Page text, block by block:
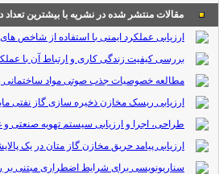
مقالات منتشر شده در نشریه با بیشترین تعداد
ارزیابی عملکرد ایمنی با استفاده از شاخص
بررسی کیفیت زندگی کاری و ارتباط آن با
مطالعه خصوصیات جذب صوتی مواد ساختمانی
ارزیابی ریسک مخازن ذخیره سازی گاز نفتی
طراحی، اجرا و ارزیابی سیستم تهویه صنعتی
ارزیابی پیامد حریق مخازن گاز متان در یک
سناریونویسی برای شرایط اضطراری مبتنی بر